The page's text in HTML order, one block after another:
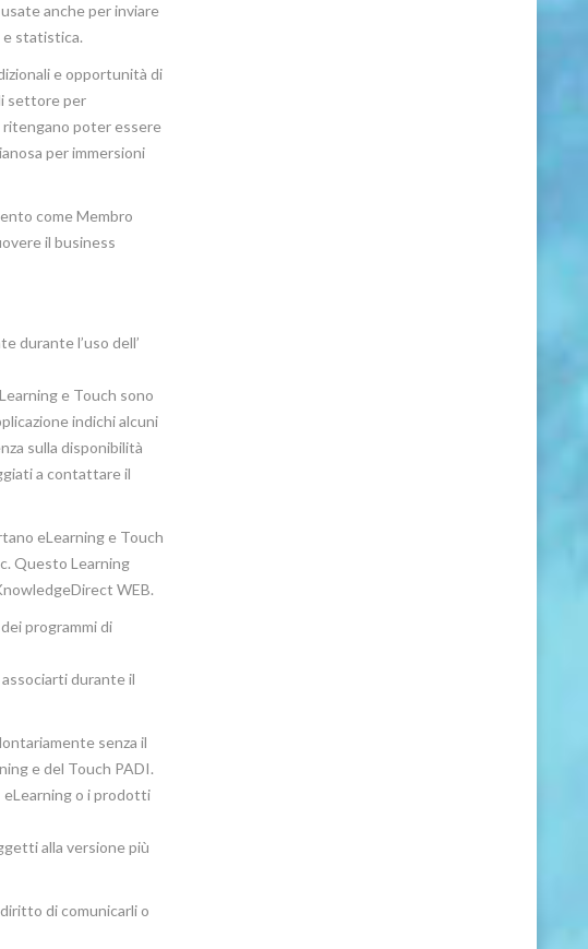
anche per inviare
e statistica.
e opportunità di
settore per
ritengano poter essere
per immersioni
come Membro
il business
durante l’uso dell’
e Touch sono
indichi alcuni
sulla disponibilità
a contattare il
eLearning e Touch
Questo Learning
WEB.
programmi di
durante il
senza il
e del Touch PADI.
eLearning o i prodotti
alla versione più
di comunicarli o